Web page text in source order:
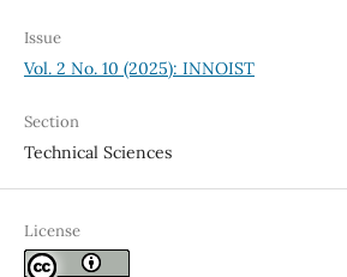
Issue
Vol. 2 No. 10 (2025): INNOIST
Section
Technical Sciences
License